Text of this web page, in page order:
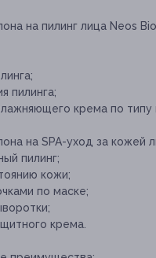
на пилинг лица Neos
пилинга;
крема по типу
на SPA-уход за кожей
пилинг;
кожи;
по маске;
крема.